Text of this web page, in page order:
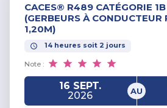
CACES® R489 CATÉGORIE 1B
(GERBEURS À CONDUCTEUR
1,20M)
14 heures soit 2 jours
Note :
16 SEPT.
2026
AU